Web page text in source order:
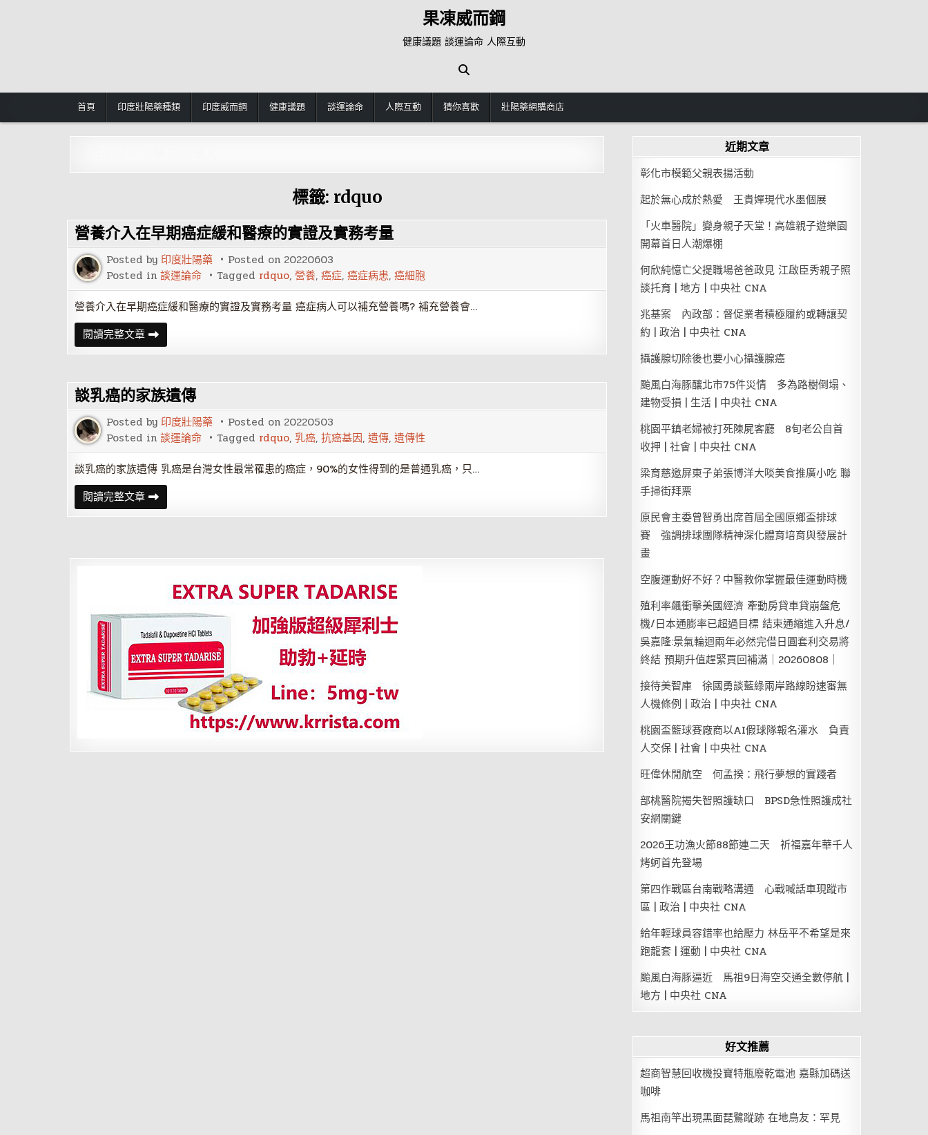
果凍威而鋼
健康議題 談運論命 人際互動
首頁 印度壯陽藥種類 印度威而鋼 健康議題 談運論命 人際互動 猜你喜歡 壯陽藥網購商店
標籤: rdquo
營養介入在早期癌症緩和醫療的實證及實務考量
Posted by 印度壯陽藥 Posted on 20220603
Posted in 談運論命 Tagged rdquo, 營養, 癌症, 癌症病患, 癌細胞
營養介入在早期癌症緩和醫療的實證及實務考量 癌症病人可以補充營養嗎? 補充營養會…
閱讀完整文章營
養
介
早
期
癌
症
緩
和
療
的
實
證
及
實
務
談乳癌的家族遺傳
Posted by 印度壯陽藥 Posted on 20220503
Posted in 談運論命 Tagged rdquo, 乳癌, 抗癌基因, 遺傳, 遺傳性
談乳癌的家族遺傳 乳癌是台灣女性最常罹患的癌症，90%的女性得到的是普通乳癌，只…
閱讀完整文章談
乳
癌
遺
近期文章
彰化市模範父親表揚活動
起於無心成於熱愛 王貴嬋現代水墨個展
「火車醫院」變身親子天堂！高雄親子遊樂園
開幕首日人潮爆棚
何欣純憶亡父提職場爸爸政見 江啟臣秀親子照
談托育 | 地方 | 中央社 CNA
兆基案 內政部：督促業者積極履約或轉讓契
約 | 政治 | 中央社 CNA
攝護腺切除後也要小心攝護腺癌
颱風白海豚釀北市75件災情 多為路樹倒塌、
建物受損 | 生活 | 中央社 CNA
桃園平鎮老婦被打死陳屍客廳 8旬老公自首
收押 | 社會 | 中央社 CNA
梁育慈邀屏東子弟張博洋大啖美食推廣小吃 聯
手掃街拜票
原民會主委曾智勇出席首屆全國原鄉盃排球
賽 強調排球團隊精神深化體育培育與發展計
畫
空腹運動好不好？中醫教你掌握最佳運動時機
殖利率飆衝擊美國經濟 牽動房貸車貸崩盤危
機/日本通膨率已超過目標 結束通縮進入升息/
吳嘉隆:景氣輪迴兩年必然完借日圓套利交易將
終結 預期升值趕緊買回補滿｜20260808｜
接待美智庫 徐國勇談藍綠兩岸路線盼速審無
人機條例 | 政治 | 中央社 CNA
桃園盃籃球賽廠商以AI假球隊報名灌水 負責
人交保 | 社會 | 中央社 CNA
旺偉休閒航空 何孟揆：飛行夢想的實踐者
部桃醫院揭失智照護缺口 BPSD急性照護成社
安網關鍵
2026王功漁火節88節連二天 祈福嘉年華千人
烤蚵首先登場
第四作戰區台南戰略溝通 心戰喊話車現蹤市
區 | 政治 | 中央社 CNA
給年輕球員容錯率也給壓力 林岳平不希望是來
跑龍套 | 運動 | 中央社 CNA
颱風白海豚逼近 馬祖9日海空交通全數停航 |
地方 | 中央社 CNA
好文推薦
超商智慧回收機投寶特瓶廢乾電池 嘉縣加碼送
咖啡
馬祖南竿出現黑面琵鷺蹤跡 在地鳥友：罕見